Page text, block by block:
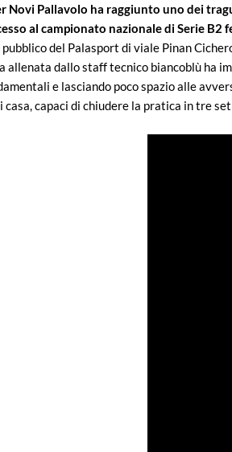
Novi Pallavolo ha raggiunto uno dei
al campionato nazionale di Serie B2
del Palasport di viale Pinan
allenata dallo staff tecnico biancoblù ha
e lasciando poco spazio alle
casa, capaci di chiudere la pratica in tre